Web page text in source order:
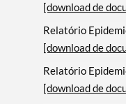
[download de
Relatório
[download de
Relatório
[download de